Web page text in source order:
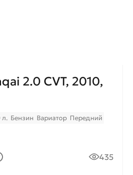
2.0 CVT, 2010,
л. Бензин Вариатор Передний
435